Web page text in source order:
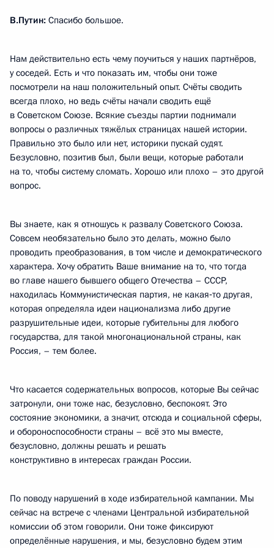
В.Путин: Спасибо большое.
Нам действительно есть чему поучиться у наших партнёров,
у соседей. Есть и что показать им, чтобы они тоже
посмотрели на наш положительный опыт. Счёты сводить
всегда плохо, но ведь счёты начали сводить ещё
в Советском Союзе. Всякие съезды партии поднимали
вопросы о различных тяжёлых страницах нашей истории.
Правильно это было или нет, историки пускай судят.
Безусловно, позитив был, были вещи, которые работали
на то, чтобы систему сломать. Хорошо или плохо – это другой
вопрос.
Вы знаете, как я отношусь к развалу Советского Союза.
Совсем необязательно было это делать, можно было
проводить преобразования, в том числе и демократического
характера. Хочу обратить Ваше внимание на то, что тогда
во главе нашего бывшего общего Отечества – СССР,
находилась Коммунистическая партия, не какая‑то другая,
которая определяла идеи национализма либо другие
разрушительные идеи, которые губительны для любого
государства, для такой многонациональной страны, как
Россия, – тем более.
Что касается содержательных вопросов, которые Вы сейчас
затронули, они тоже нас, безусловно, беспокоят. Это
состояние экономики, а значит, отсюда и социальной сферы,
и обороноспособности страны – всё это мы вместе,
безусловно, должны решать и решать
конструктивно в интересах граждан России.
По поводу нарушений в ходе избирательной кампании. Мы
сейчас на встрече с членами Центральной избирательной
комиссии об этом говорили. Они тоже фиксируют
определённые нарушения, и мы, безусловно будем этим